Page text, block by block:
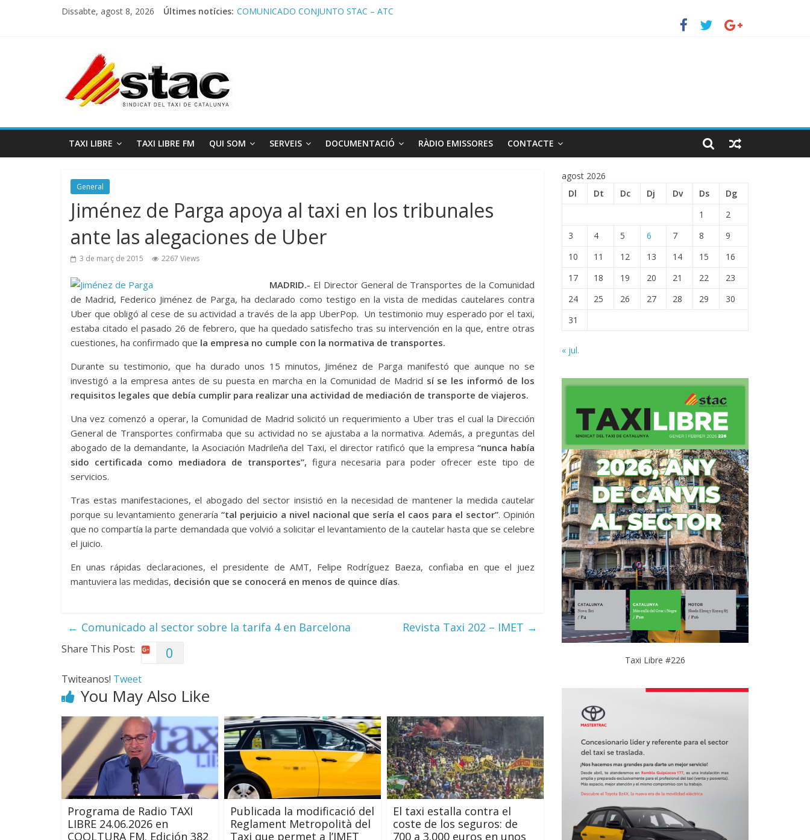
Dissabte, agost 8, 2026 Últimes notícies: COMUNICADO CONJUNTO STAC – ATC
TAXI LIBRE TAXI LIBRE FM QUI SOM SERVEIS DOCUMENTACIÓ RÀDIO EMISSORES CONTACTE
General
Jiménez de Parga apoya al taxi en los tribunales
ante las alegaciones de Uber
3 de març de 2015 2267 Views
MADRID.- El Director General de Transportes de la Comunidad
de Madrid, Federico Jiménez de Parga, ha declarado como testigo en la vista de medidas cautelares contra
Uber que obligó al cese de su actividad a través de la app UberPop. Un testimonio muy esperado por el taxi,
estaba citado el pasado 26 de febrero, que ha quedado satisfecho tras su intervención en la que, entre otras
cuestiones, ha confirmado que la empresa no cumple con la normativa de transportes.
Durante su testimonio, que ha durado unos 15 minutos, Jiménez de Parga manifestó que aunque no se
investigó a la empresa antes de su puesta en marcha en la Comunidad de Madrid sí se les informó de los
requisitos legales que debía cumplir para realizar una actividad de mediación de transporte de viajeros.
Una vez comenzó a operar, la Comunidad de Madrid solicitó un requerimiento a Uber tras el cual la Dirección
General de Transportes confirmaba que su actividad no se ajustaba a la normativa. Además, a preguntas del
abogado de la demandante, la Asociación Madrileña del Taxi, el director ratificó que la empresa “nunca había
sido certificada como mediadora de transportes”, figura necesaria para poder ofrecer este tipo de
servicios.
Tras estas manifestaciones, el abogado del sector insistió en la necesidad de mantener la medida cautelar
porque su levantamiento generaría “tal perjuicio a nivel nacional que sería el caos para el sector”. Opinión
que no compartía la parte demandada que volvió a solicitar el levantamiento de la cautelar hasta que se celebre
el juicio.
En unas rápidas declaraciones, el presidente de AMT, Felipe Rodríguez Baeza, confiaba en que el juez
mantuviera las medidas, decisión que se conocerá en menos de quince días.
← Comunicado al sector sobre la tarifa 4 en Barcelona Revista Taxi 202 – IMET →
Share This Post: 0
Twiteanos! Tweet
You May Also Like
Programa de Radio TAXI
LIBRE 24.06.2026 en
COOLTURA FM. Edición 382
Publicada la modificació del
Reglament Metropolità del
Taxi que permet a l’IMET
El taxi estalla contra el
coste de los seguros: de
700 a 3.000 euros en unos
agost 2026
Dl
Dt Dc Dj Dv Ds
Dg
1
2
3
4 5 6 7 8
9
10
11 12 13 14 15
16
17
18 19 20 21 22
23
24
25 26 27 28 29
30
31
« jul.
Taxi Libre #226